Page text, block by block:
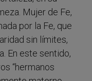
Mujer de Fe,
por la Fe, que
sin límites,
En este sentido,
“hermanos